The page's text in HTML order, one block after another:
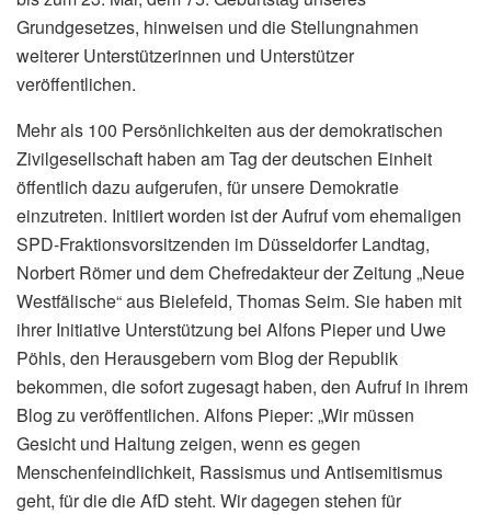
Grundgesetzes, hinweisen und die Stellungnahmen
weiterer Unterstützerinnen und Unterstützer
veröffentlichen.
Mehr als 100 Persönlichkeiten aus der demokratischen
Zivilgesellschaft haben am Tag der deutschen Einheit
öffentlich dazu aufgerufen, für unsere Demokratie
einzutreten. Initiiert worden ist der Aufruf vom ehemaligen
SPD-Fraktionsvorsitzenden im Düsseldorfer Landtag,
Norbert Römer und dem Chefredakteur der Zeitung „Neue
Westfälische“ aus Bielefeld, Thomas Seim. Sie haben mit
ihrer Initiative Unterstützung bei Alfons Pieper und Uwe
Pöhls, den Herausgebern vom Blog der Republik
bekommen, die sofort zugesagt haben, den Aufruf in ihrem
Blog zu veröffentlichen. Alfons Pieper: „Wir müssen
Gesicht und Haltung zeigen, wenn es gegen
Menschenfeindlichkeit, Rassismus und Antisemitismus
geht, für die die AfD steht. Wir dagegen stehen für